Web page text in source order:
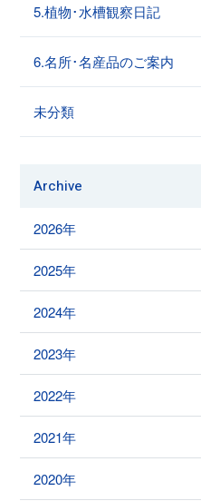
5.植物･水槽観察日記
6.名所･名産品のご案内
未分類
Archive
2026年
2025年
2024年
2023年
2022年
2021年
2020年